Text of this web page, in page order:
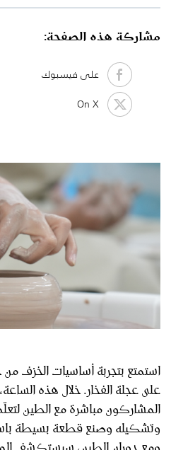
مشاركة هذه الصفحة:
على فيسبوك
استمتع بتجربة أساسيات الخزف
على عجلة الفخار. خلال هذه
المشاركون مباشرة مع الطين
وتشكيله وصنع قطعة بسيطة